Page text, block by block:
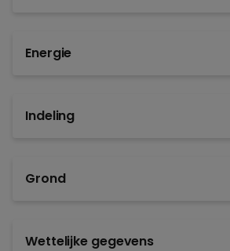
Energie
Indeling
Grond
Wettelijke gegevens